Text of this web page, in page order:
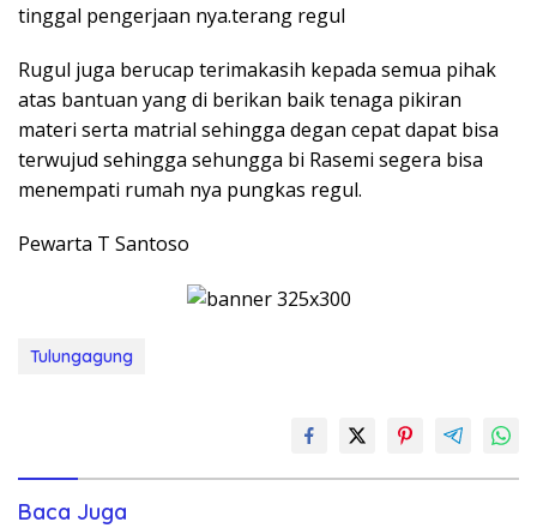
tinggal pengerjaan nya.terang regul
Rugul juga berucap terimakasih kepada semua pihak
atas bantuan yang di berikan baik tenaga pikiran
materi serta matrial sehingga degan cepat dapat bisa
terwujud sehingga sehungga bi Rasemi segera bisa
menempati rumah nya pungkas regul.
Pewarta T Santoso
Tulungagung
Baca Juga